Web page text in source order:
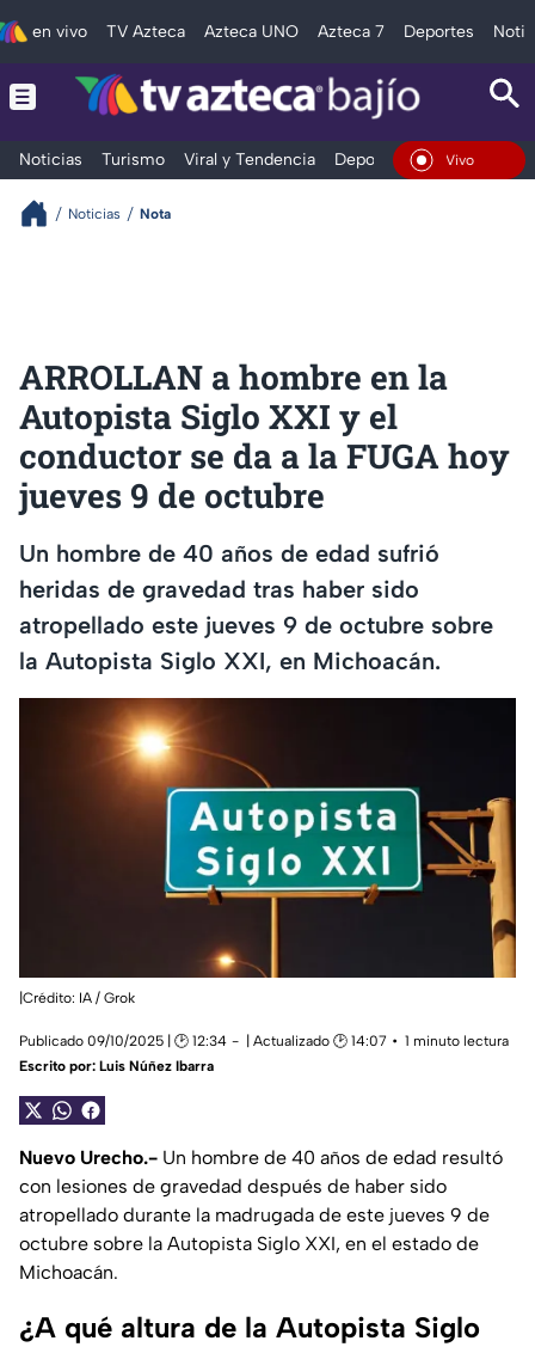
en vivo TV Azteca Azteca UNO Azteca 7 Deportes
Noticias Turismo Viral y Tendencia Deportes Espectáculos
En Vivo
Noticias Nota
ARROLLAN a hombre en la
Autopista Siglo XXI y el
conductor se da a la FUGA hoy
jueves 9 de octubre
Un hombre de 40 años de edad sufrió
heridas de gravedad tras haber sido
atropellado este jueves 9 de octubre sobre
la Autopista Siglo XXI, en Michoacán.
|Crédito: IA / Grok
Publicado 09/10/2025 | 🕑 12:34 | Actualizado 🕑 14:07
1 minuto lectura
Escrito por: Luis Núñez Ibarra
Nuevo Urecho.- Un hombre de 40 años de edad resultó
con lesiones de gravedad después de haber sido
atropellado durante la madrugada de este jueves 9 de
octubre sobre la Autopista Siglo XXI, en el estado de
Michoacán.
¿A qué altura de la Autopista Siglo